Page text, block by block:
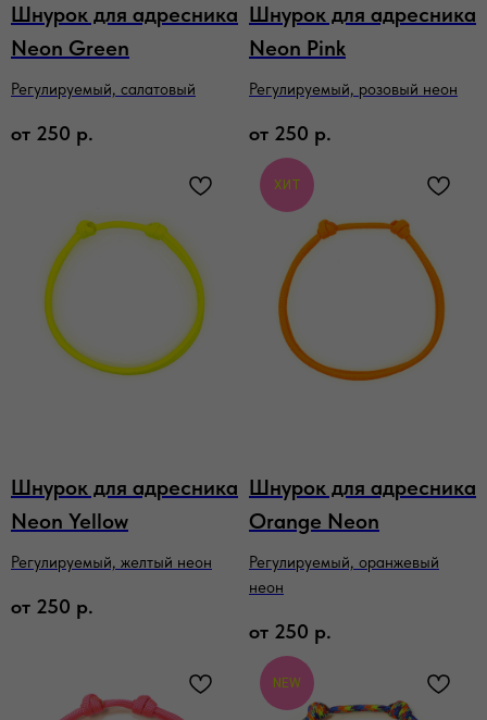
Шнурок для адресника
Neon Green
Регулируемый, салатовый
от 250 р.
Шнурок для адресника
Neon Pink
Регулируемый, розовый неон
от 250 р.
Шнурок для адресника
Neon Yellow
Регулируемый, желтый неон
от 250 р.
ХИТ
Шнурок для адресника
Orange Neon
Регулируемый, оранжевый
неон
от 250 р.
NEW